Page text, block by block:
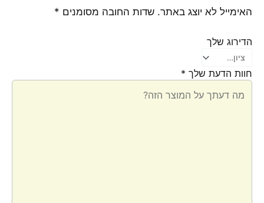
האימייל לא יוצג באתר. שדות החובה מסומנים *
הדירוג שלך
חוות הדעת שלך *